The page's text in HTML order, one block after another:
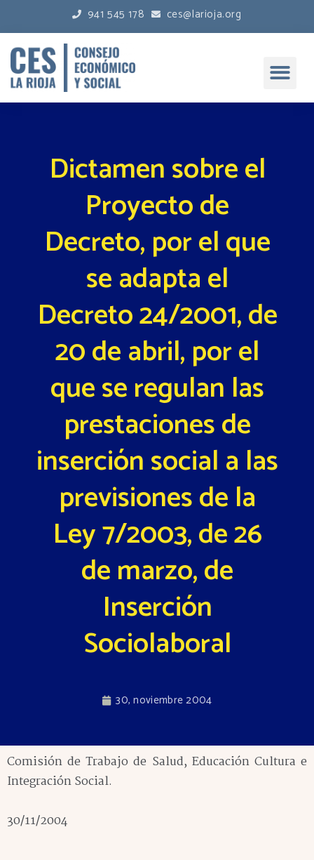
941 545 178 ces@larioja.org
Dictamen sobre el
Proyecto de
Decreto, por el que
se adapta el
Decreto 24/2001, de
20 de abril, por el
que se regulan las
prestaciones de
inserción social a las
previsiones de la
Ley 7/2003, de 26
de marzo, de
Inserción
Sociolaboral
30, noviembre 2004
Comisión de Trabajo de Salud, Educación Cultura e
Integración Social.
30/11/2004